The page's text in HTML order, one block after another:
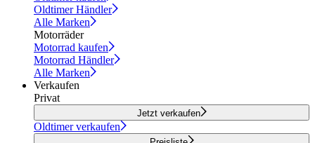
Oldtimer Händler
Alle Marken
Motorräder
Motorrad kaufen
Motorrad Händler
Alle Marken
Verkaufen
Privat
Jetzt verkaufen
Oldtimer verkaufen